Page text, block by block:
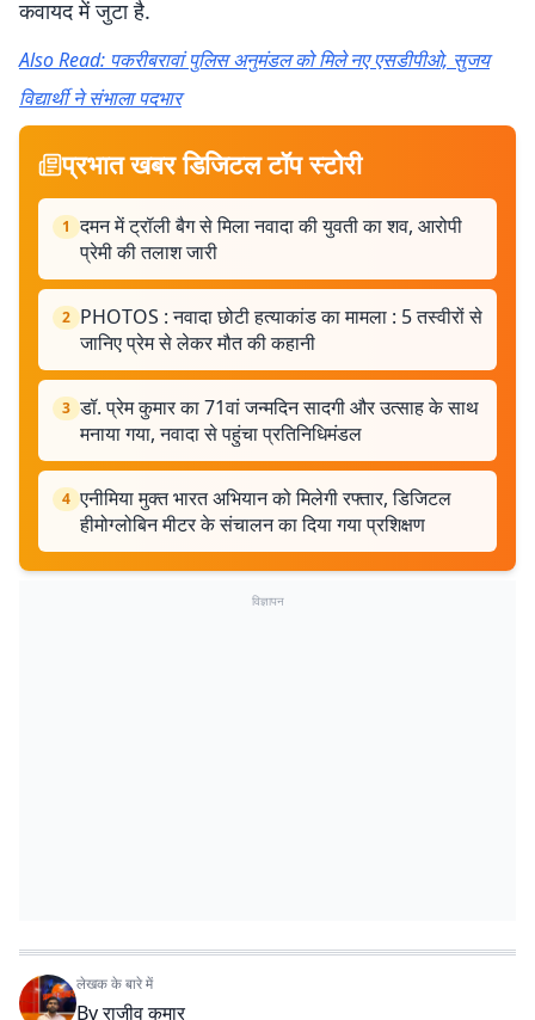
कवायद में जुटा है.
Also Read: पकरीबरावां पुलिस अनुमंडल को मिले नए एसडीपीओ, सुजय
विद्यार्थी ने संभाला पदभार
प्रभात खबर डिजिटल टॉप स्टोरी
1 दमन में ट्रॉली बैग से मिला नवादा की युवती का शव, आरोपी
प्रेमी की तलाश जारी
2 PHOTOS : नवादा छोटी हत्याकांड का मामला : 5 तस्वीरों से
जानिए प्रेम से लेकर मौत की कहानी
3 डॉ. प्रेम कुमार का 71वां जन्मदिन सादगी और उत्साह के साथ
मनाया गया, नवादा से पहुंचा प्रतिनिधिमंडल
4 एनीमिया मुक्त भारत अभियान को मिलेगी रफ्तार, डिजिटल
हीमोग्लोबिन मीटर के संचालन का दिया गया प्रशिक्षण
विज्ञापन
लेखक के बारे में
Byराजीव कुमार